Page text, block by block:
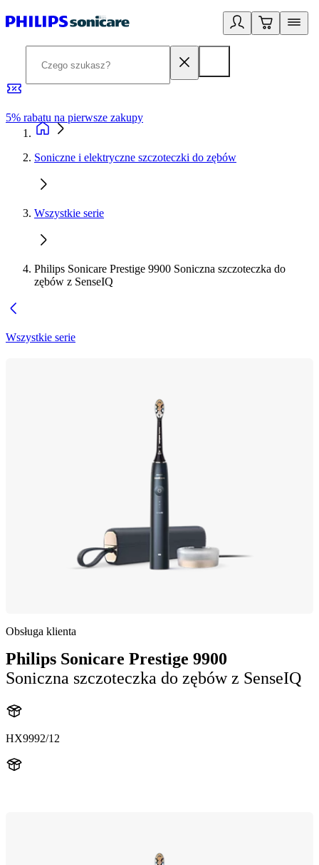
5% rabatu na pierwsze zakupy
Soniczne i elektryczne szczoteczki do zębów
Wszystkie serie
Philips Sonicare Prestige 9900 Soniczna szczoteczka do
zębów z SenseIQ
Wszystkie serie
Obsługa klienta
Philips Sonicare Prestige 9900
Soniczna szczoteczka do zębów z SenseIQ
HX9992/12